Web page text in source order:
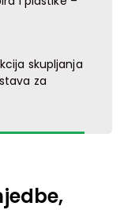
skupljanja
za